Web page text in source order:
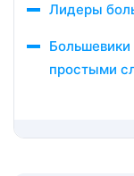
Лидеры
простыми